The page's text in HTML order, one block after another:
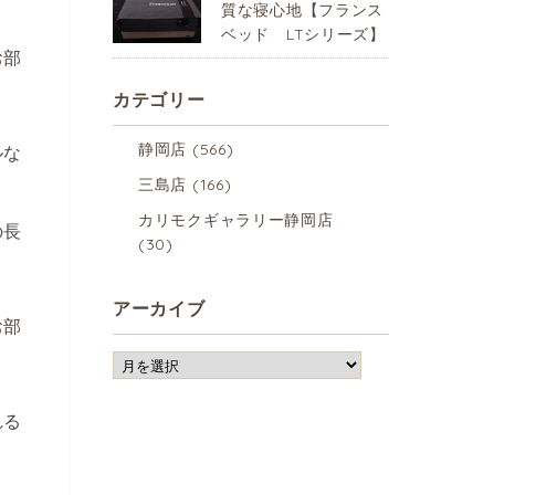
質な寝心地【フランス
ベッド LTシリーズ】
カテゴリー
静岡店 (566)
三島店 (166)
カリモクギャラリー静岡店
(30)
アーカイブ